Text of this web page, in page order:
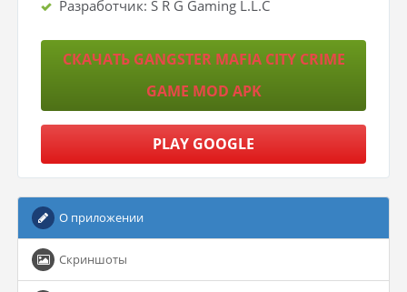
Разработчик: S R G Gaming L.L.C
СКАЧАТЬ GANGSTER MAFIA CITY CRIME
GAME MOD APK
PLAY GOOGLE
О приложении
Скриншоты